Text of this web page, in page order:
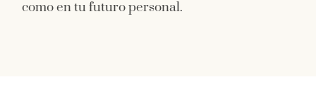
como en tu futuro personal.